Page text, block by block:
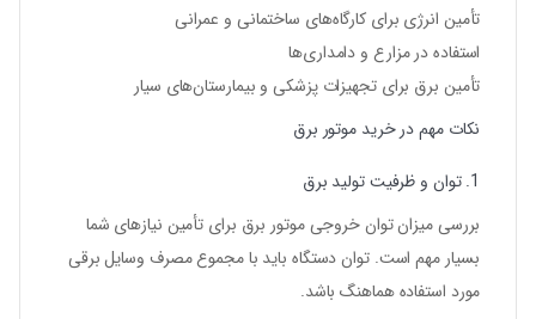
تأمین انرژی برای کارگاه‌های ساختمانی و عمرانی
استفاده در مزارع و دامداری‌ها
تأمین برق برای تجهیزات پزشکی و بیمارستان‌های سیار
نکات مهم در خرید موتور برق
1. توان و ظرفیت تولید برق
بررسی میزان توان خروجی موتور برق برای تأمین نیازهای شما
بسیار مهم است. توان دستگاه باید با مجموع مصرف وسایل برقی
مورد استفاده هماهنگ باشد.